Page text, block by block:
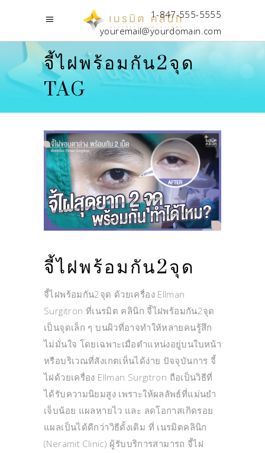
1-847-555-5555
youremail@yourdomain.com
จี้ไฝพร้อมกัน2จุด
TAG
จี้ไฝพร้อมกัน2จุด
จี้ไฝพร้อมกัน2จุด ด้วยเครื่อง Ellman
Surgitron ที่เนรมิต คลินิก จี้ไฝพร้อมกัน2จุด
เป็นจุดเล็ก ๆ บนผิวที่อาจทำให้หลายคนรู้สึก
ไม่มั่นใจ โดยเฉพาะเมื่อตำแหน่งอยู่บนใบหน้า
หรือบริเวณที่สังเกตเห็นได้ง่าย ปัจจุบันการ จี้
ไฝด้วยเครื่อง Ellman Surgitron ถือเป็นวิธีที่
ได้รับความนิยมสูง เพราะให้ผลลัพธ์ที่แม่นยำ
เจ็บน้อย แผลหายไว และ ลดโอกาสเกิดรอย
แผลเป็นได้ดีกว่าวิธีดั้งเดิม ที่ เนรมิตคลินิก
(Neramit Clinic) ผู้รับบริการสามารถ จี้ไฝ